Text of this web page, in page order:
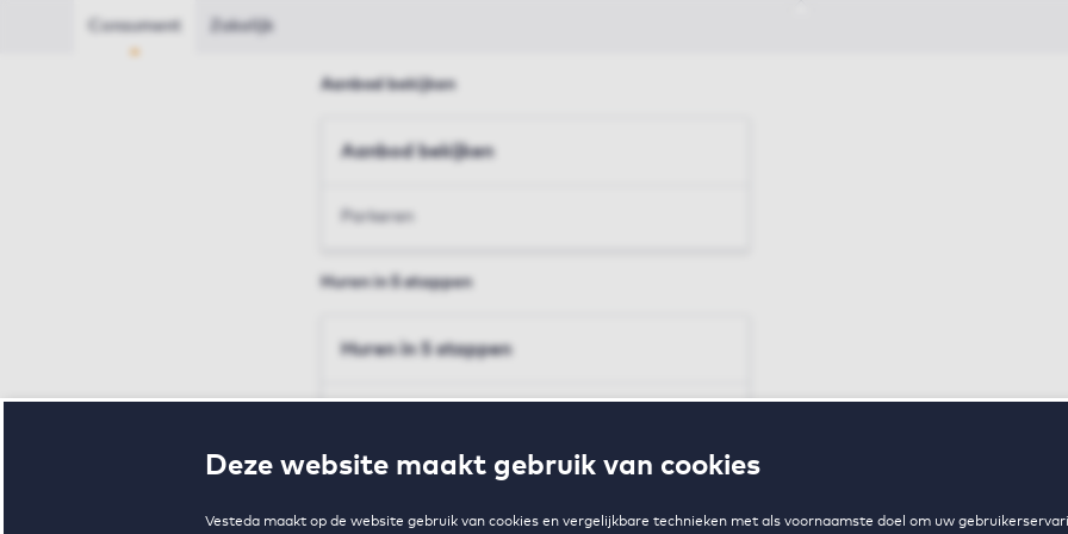
Deze website maakt gebruik van cookies
Vesteda maakt op de website gebruik van cookies en vergelijkbare technieken met als voornaamste doel om uw
Consument Zakelijk
Aanbod bekijken
Aanbod bekijken
Parkeren
Huren in 5 stappen
Huren in 5 stappen
Voorwaarden en toewijzing